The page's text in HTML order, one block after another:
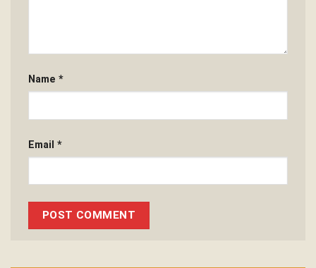
Name *
Email *